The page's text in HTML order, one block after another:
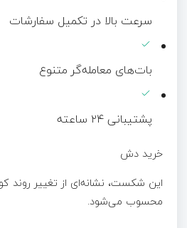
سرعت بالا در تکمیل سفارشات
بات‌های معامله‌گر متنوع
پشتیبانی ۲۴ ساعته
خرید دش‌
این شکست، نشانه‌ای از تغییر روند
محسوب می‌شود.